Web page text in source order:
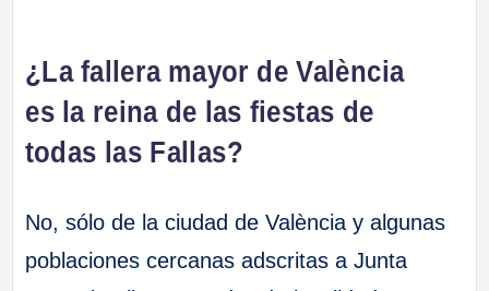
¿La fallera mayor de València
es la reina de las fiestas de
todas las Fallas?
No, sólo de la ciudad de València y algunas
poblaciones cercanas adscritas a Junta